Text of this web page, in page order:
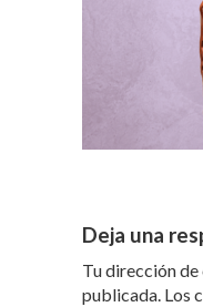
Deja una
Tu dirección
publicada. Los